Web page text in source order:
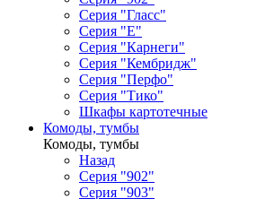
Серия "Гласс"
Серия "Е"
Серия "Карнеги"
Серия "Кембридж"
Серия "Перфо"
Серия "Тико"
Шкафы картотечные
Комоды, тумбы
Комоды, тумбы
Назад
Серия "902"
Серия "903"